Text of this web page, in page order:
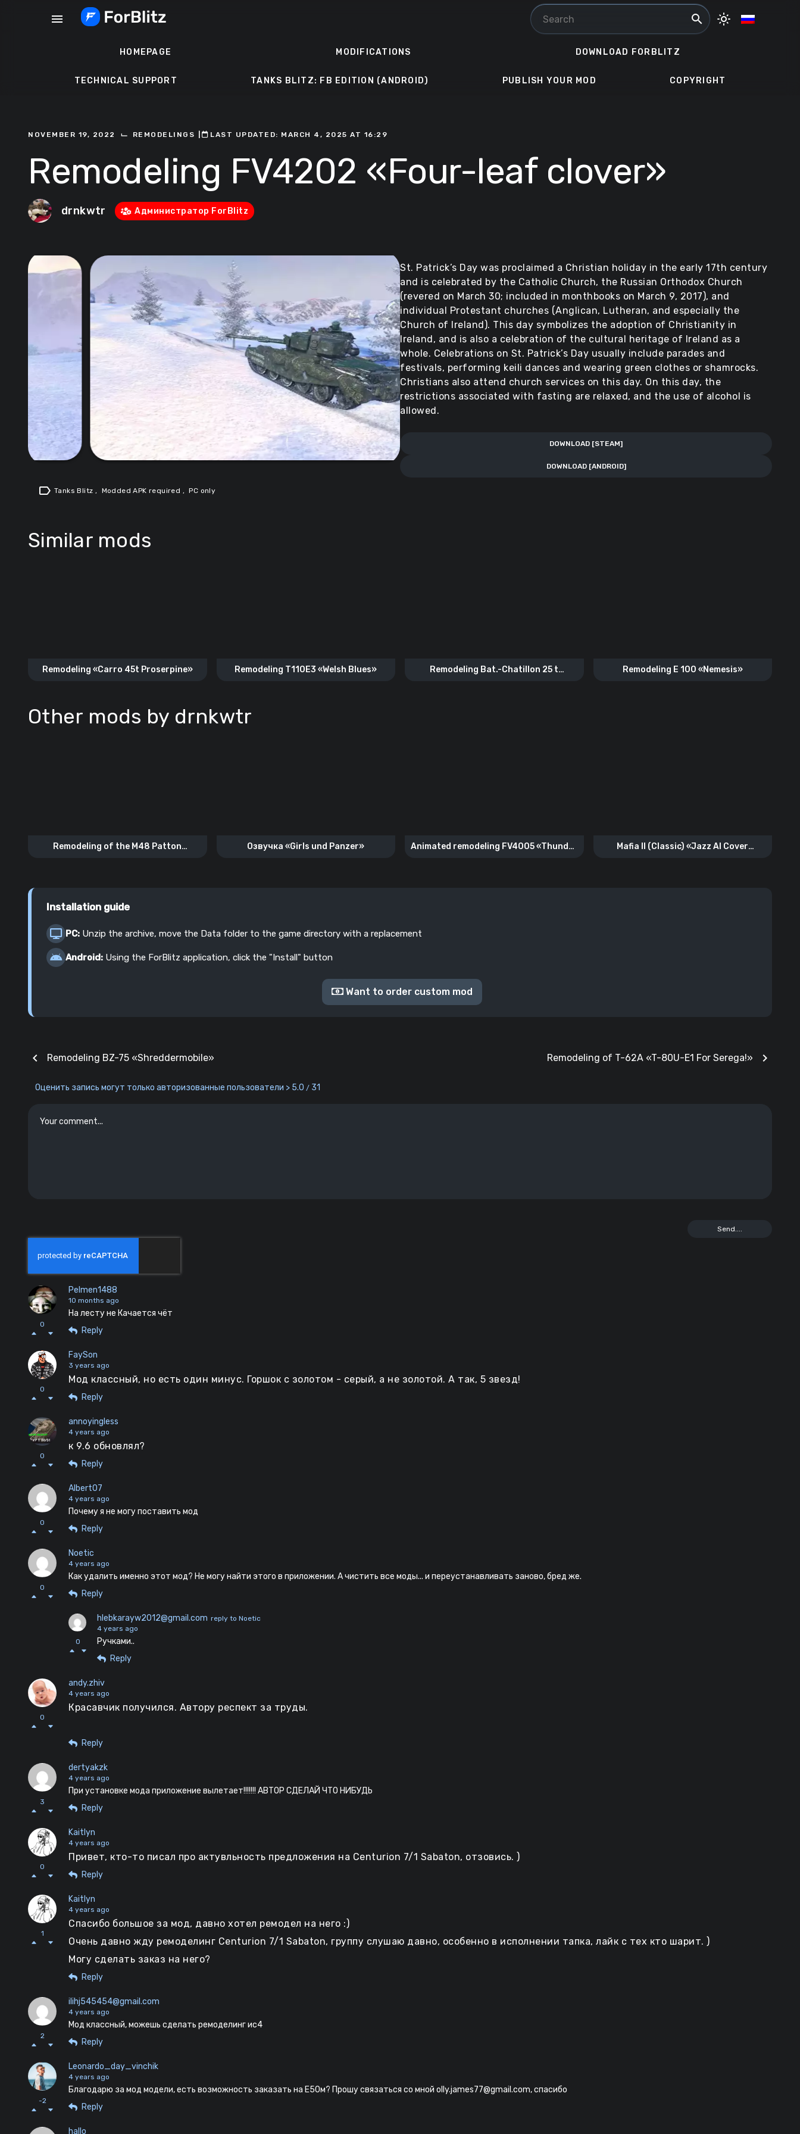
menu search light_mode
HOMEPAGE MODIFICATIONS DOWNLOAD FORBLITZ
TECHNICAL SUPPORT TANKS BLITZ: FB EDITION (ANDROID) PUBLISH YOUR MOD COPYRIGHT
NOVEMBER 19, 2022 ⌙ REMODELINGS ㅤLAST UPDATED: MARCH 4, 2025 AT 16:29
Remodeling FV4202 «Four-leaf clover»
drnkwtr Администратор ForBlitz
St. Patrick’s Day was proclaimed a Christian holiday in the early 17th century
and is celebrated by the Catholic Church, the Russian Orthodox Church
(revered on March 30; included in monthbooks on March 9, 2017), and
individual Protestant churches (Anglican, Lutheran, and especially the
Church of Ireland). This day symbolizes the adoption of Christianity in
Ireland, and is also a celebration of the cultural heritage of Ireland as a
whole. Celebrations on St. Patrick’s Day usually include parades and
festivals, performing keili dances and wearing green clothes or shamrocks.
Christians also attend church services on this day. On this day, the
restrictions associated with fasting are relaxed, and the use of alcohol is
allowed.
DOWNLOAD [STEAM]
DOWNLOAD [ANDROID]
label Tanks Blitz , Modded APK required , PC only
Similar mods
Remodeling «Carro 45t Proserpine» Remodeling T110E3 «Welsh Blues»
Remodeling Bat.-Chatillon 25 t
Remodeling E 100 «Nemesis»
Other mods by drnkwtr
Remodeling of the M48 Patton
Озвучка «Girls und Panzer»
Animated remodeling FV4005 «Thunder
Mafia II (Classic) «Jazz AI Cover
Installation guide
PC: Unzip the archive, move the Data folder to the game directory with a replacement
Android: Using the ForBlitz application, click the "Install" button
Want to order custom mod
chevron_left Remodeling BZ-75 «Shreddermobile» Remodeling of T-62A «T-80U-E1 For Serega!» chevron_right
Оценить запись могут только авторизованные пользователи > 5.0 / 31
0
Pelmen1488
10 months ago
На лесту не Качается чёт
Reply
0
FaySon
3 years ago
Мод классный, но есть один минус. Горшок с золотом - серый, а не золотой. А так, 5 звезд!
Reply
0
annoyingless
4 years ago
к 9.6 обновлял?
Reply
0
Albert07
4 years ago
Почему я не могу поставить мод
Reply
0
Noetic
4 years ago
Как удалить именно этот мод? Не могу найти этого в приложении. А чистить все моды... и переустанавливать заново, бред же.
Reply
0
hlebkarayw2012@gmail.com reply to Noetic
4 years ago
Ручками..
Reply
0
andy.zhiv
4 years ago
Красавчик получился. Автору респект за труды.
Reply
3
dertyakzk
4 years ago
При установке мода приложение вылетает!!!!!!! АВТОР СДЕЛАЙ ЧТО НИБУДЬ
Reply
0
Kaitlyn
4 years ago
Привет, кто-то писал про актувльность предложения на Centurion 7/1 Sabaton, отзовись. )
Reply
1
Kaitlyn
4 years ago
Спасибо большое за мод, давно хотел ремодел на него :)
Очень давно жду ремоделинг Centurion 7/1 Sabaton, группу слушаю давно, особенно в исполнении тапка, лайк с тех кто шарит. )
Могу сделать заказ на него?
Reply
2
ilihj545454@gmail.com
4 years ago
Мод классный, можешь сделать ремоделинг ис4
Reply
-2
Leonardo_day_vinchik
4 years ago
Благодарю за мод модели, есть возможность заказать на Е50м? Прошу связаться со мной olly.james77@gmail.com, спасибо
Reply
hallo